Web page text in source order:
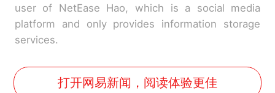
user of NetEase Hao, which is a social media
platform and only provides information storage
services.
打开网易新闻，阅读体验更佳